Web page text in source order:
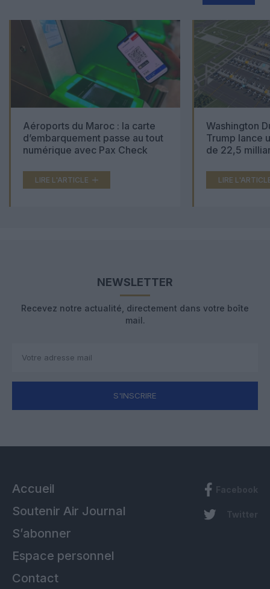
Aéroports du Maroc : la carte
d’embarquement passe au tout
numérique avec Pax Check
LIRE L'ARTICLE
Washington
Trump lance
de 22,5
LIRE
NEWSLETTER
Recevez notre actualité, directement dans votre boîte
mail.
S'INSCRIRE
Accueil
Soutenir Air Journal
S’abonner
Espace personnel
Contact